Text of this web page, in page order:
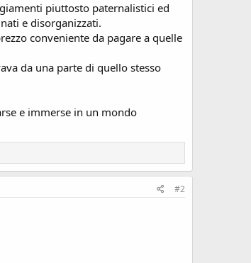
piuttosto paternalistici ed
e disorganizzati.
conveniente da pagare a quelle
da una parte di quello stesso
e immerse in un mondo
#2